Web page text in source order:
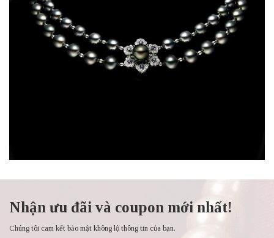
Nhận ưu đãi và coupon mới nhất!
Chúng tôi cam kết bảo mật không lộ thông tin của bạn.